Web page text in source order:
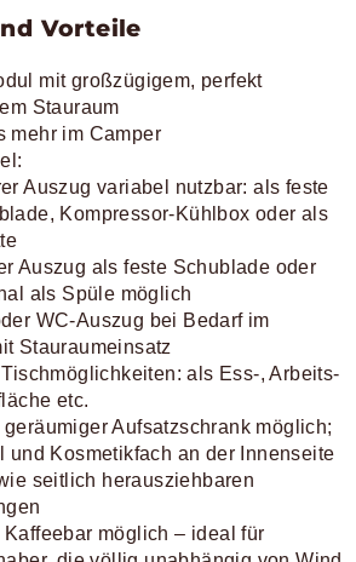
Vorteile
mit großzügigem, perfekt
Stauraum
mehr im Camper
Auszug variabel nutzbar: als feste
Kompressor-Kühlbox oder als
Auszug als feste Schublade oder
als Spüle möglich
WC-Auszug bei Bedarf im
Stauraumeinsatz
als Ess-, Arbeits-
etc.
Aufsatzschrank möglich;
und Kosmetikfach an der Innenseite
seitlich herausziehbaren
möglich – ideal für